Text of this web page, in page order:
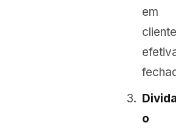
em
Divida
o